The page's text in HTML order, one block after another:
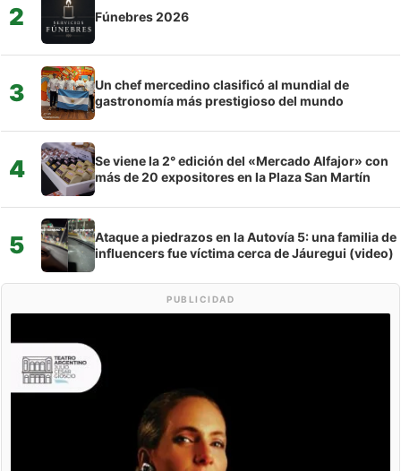
2 Fúnebres 2026
3
Un chef mercedino clasificó al mundial de
gastronomía más prestigioso del mundo
4
Se viene la 2° edición del «Mercado Alfajor» con
más de 20 expositores en la Plaza San Martín
5
Ataque a piedrazos en la Autovía 5: una familia de
influencers fue víctima cerca de Jáuregui (video)
PUBLICIDAD